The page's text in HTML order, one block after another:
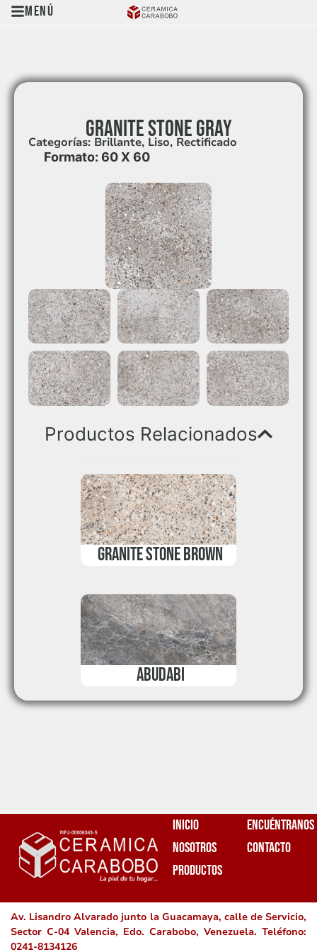
Menú
GRANITE STONE GRAY
Categorías: Brillante, Liso, Rectificado
Formato: 60 X 60
Productos Relacionados
GRANITE STONE BROWN
ABUDABI
Inicio
Nosotros
Productos
Encuéntranos
Contacto
Av. Lisandro Alvarado junto la Guacamaya, calle de Servicio,
Sector C-04 Valencia, Edo. Carabobo, Venezuela. Teléfono:
0241-8134126